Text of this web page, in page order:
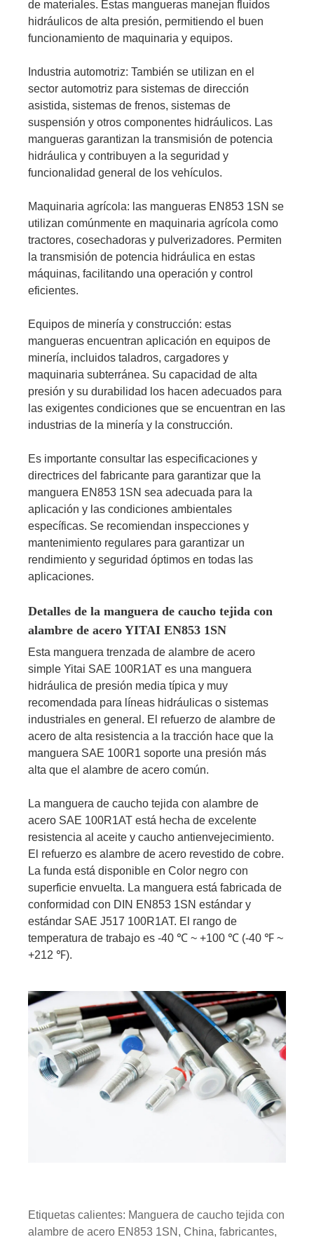
de materiales. Estas mangueras manejan fluidos
hidráulicos de alta presión, permitiendo el buen
funcionamiento de maquinaria y equipos.
Industria automotriz: También se utilizan en el
sector automotriz para sistemas de dirección
asistida, sistemas de frenos, sistemas de
suspensión y otros componentes hidráulicos. Las
mangueras garantizan la transmisión de potencia
hidráulica y contribuyen a la seguridad y
funcionalidad general de los vehículos.
Maquinaria agrícola: las mangueras EN853 1SN se
utilizan comúnmente en maquinaria agrícola como
tractores, cosechadoras y pulverizadores. Permiten
la transmisión de potencia hidráulica en estas
máquinas, facilitando una operación y control
eficientes.
Equipos de minería y construcción: estas
mangueras encuentran aplicación en equipos de
minería, incluidos taladros, cargadores y
maquinaria subterránea. Su capacidad de alta
presión y su durabilidad los hacen adecuados para
las exigentes condiciones que se encuentran en las
industrias de la minería y la construcción.
Es importante consultar las especificaciones y
directrices del fabricante para garantizar que la
manguera EN853 1SN sea adecuada para la
aplicación y las condiciones ambientales
específicas. Se recomiendan inspecciones y
mantenimiento regulares para garantizar un
rendimiento y seguridad óptimos en todas las
aplicaciones.
Detalles de la manguera de caucho tejida con
alambre de acero YITAI EN853 1SN
Esta manguera trenzada de alambre de acero
simple Yitai SAE 100R1AT es una manguera
hidráulica de presión media típica y muy
recomendada para líneas hidráulicas o sistemas
industriales en general. El refuerzo de alambre de
acero de alta resistencia a la tracción hace que la
manguera SAE 100R1 soporte una presión más
alta que el alambre de acero común.
La manguera de caucho tejida con alambre de
acero SAE 100R1AT está hecha de excelente
resistencia al aceite y caucho antienvejecimiento.
El refuerzo es alambre de acero revestido de cobre.
La funda está disponible en Color negro con
superficie envuelta. La manguera está fabricada de
conformidad con DIN EN853 1SN estándar y
estándar SAE J517 100R1AT. El rango de
temperatura de trabajo es -40 ℃ ~ +100 ℃ (-40 ℉ ~
+212 ℉).
Etiquetas calientes: Manguera de caucho tejida con
alambre de acero EN853 1SN, China, fabricantes,